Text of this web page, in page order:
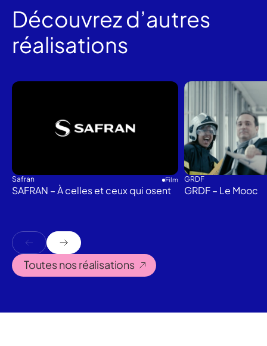
Découvrez d’autres
réalisations
Safran Film
SAFRAN – À celles et ceux qui osent
GRDF
GRDF – Le Mooc
Toutes nos réalisations